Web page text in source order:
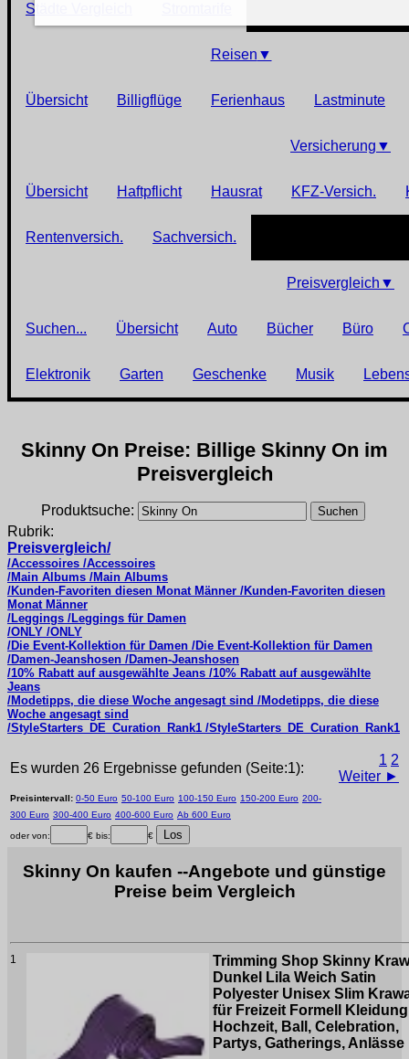
Städte Vergleich
Reisen ▼
Übersicht Billigflüge Ferienhaus Lastminute
Versicherung ▼
Übersicht Haftpflicht Hausrat KFZ-Versich.
Rentenversich. Sachversich.
Preisvergleich ▼
Suchen... Übersicht Auto Bücher Büro
Elektronik Garten Geschenke Musik
Skinny On Preise: Billige Skinny On im
Preisvergleich
Produktsuche:
Rubrik:
Preisvergleich/
/Accessoires /Accessoires
/Main Albums /Main Albums
/Kunden-Favoriten diesen Monat Männer /Kunden-Favoriten diesen
Monat Männer
/Leggings /Leggings für Damen
/ONLY /ONLY
/Die Event-Kollektion für Damen /Die Event-Kollektion für Damen
/Damen-Jeanshosen /Damen-Jeanshosen
/10% Rabatt auf ausgewählte Jeans /10% Rabatt auf ausgewählte
Jeans
/Modetipps, die diese Woche angesagt sind /Modetipps, die diese
Woche angesagt sind
/StyleStarters_DE_Curation_Rank1 /StyleStarters_DE_Curation_Rank1
Es wurden 26 Ergebnisse gefunden (Seite:1):
1 2
Weiter ►
Preisintervall: 0-50 Euro 50-100 Euro 100-150 Euro 150-200 Euro 200-
300 Euro 300-400 Euro 400-600 Euro Ab 600 Euro
oder von: € bis: €
Skinny On kaufen --Angebote und günstige
Preise beim Vergleich
1
Trimming Shop Skinny
Dunkel Lila Weich Satin
Polyester Unisex Slim
für Freizeit Formell
Hochzeit, Ball, Celebration,
Partys, Gatherings, Anlässe